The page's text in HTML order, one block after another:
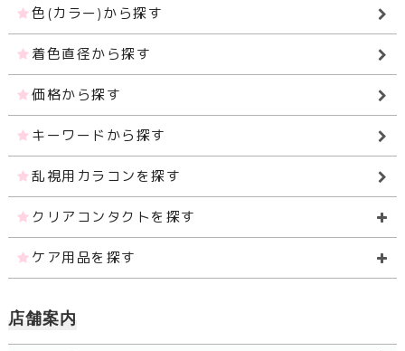
色(カラー)から探す
着色直径から探す
価格から探す
キーワードから探す
乱視用カラコンを探す
クリアコンタクトを探す
ケア用品を探す
店舗案内